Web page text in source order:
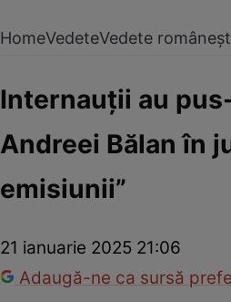
HomeVedeteVedete
Internauții au
Andreei Bălan în
emisiunii”
21 ianuarie 2025 21:06
Adaugă-ne ca sursă